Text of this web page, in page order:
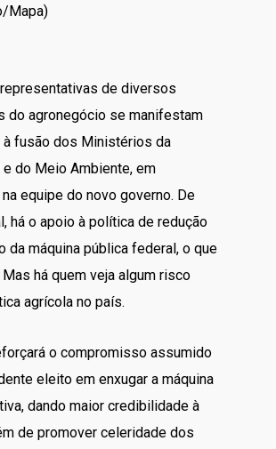
Mapa)
de diversos
do agronegócio se manifestam
fusão dos Ministérios da
e do Meio Ambiente, em
equipe do novo governo. De
há o apoio à política de redução
da máquina pública federal, o que
há quem veja algum risco
agrícola no país.
o compromisso assumido
eleito em enxugar a máquina
dando maior credibilidade à
de promover celeridade dos